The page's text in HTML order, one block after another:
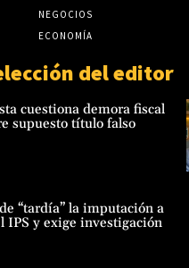
NEGOCIOS
ECONOMÍA
del editor
cuestiona demora fiscal
supuesto título falso
“tardía” la imputación a
IPS y exige investigación